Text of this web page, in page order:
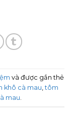
và được gắn thẻ
khô cà mau ,tôm
mau